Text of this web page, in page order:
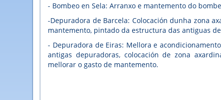
- Bombeo en Sela: Arranxo e mantemento do
-Depuradora de Barcela: Colocación dunha zona
mantemento, pintado da estructura das antiguas
- Depuradora de Eiras: Mellora e
antigas depuradoras, colocación de zona
mellorar o gasto de mantemento.